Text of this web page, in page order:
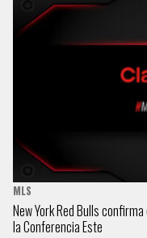
MLS
New York Red Bulls
la Conferencia Este